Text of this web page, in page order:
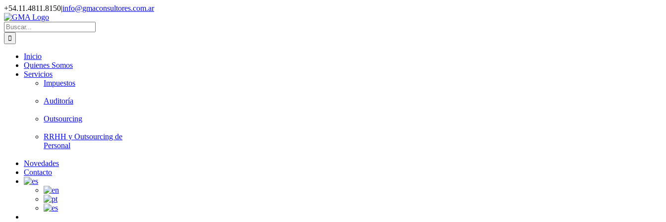
+54.11.4811.8150|info@gmaconsultores.com.ar
Inicio
Quienes Somos
Servicios
Impuestos
Auditoría
Outsourcing
RRHH y Outsourcing de
Personal
Novedades
Contacto